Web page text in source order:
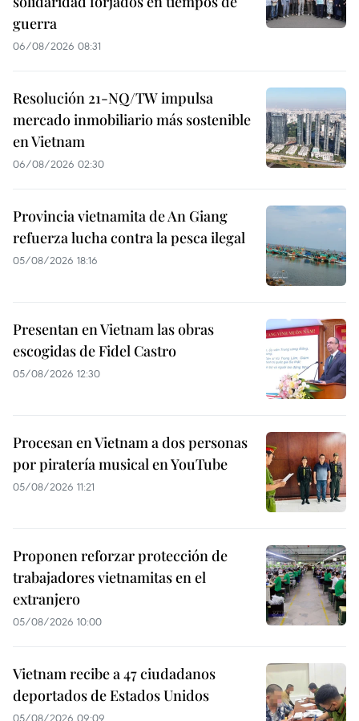
guerra
06/08/2026 08:31
Resolución 21-NQ/TW impulsa
mercado inmobiliario más sostenible
en Vietnam
06/08/2026 02:30
Provincia vietnamita de An Giang
refuerza lucha contra la pesca ilegal
05/08/2026 18:16
Presentan en Vietnam las obras
escogidas de Fidel Castro
05/08/2026 12:30
Procesan en Vietnam a dos personas
por piratería musical en YouTube
05/08/2026 11:21
Proponen reforzar protección de
trabajadores vietnamitas en el
extranjero
05/08/2026 10:00
Vietnam recibe a 47 ciudadanos
deportados de Estados Unidos
05/08/2026 09:09